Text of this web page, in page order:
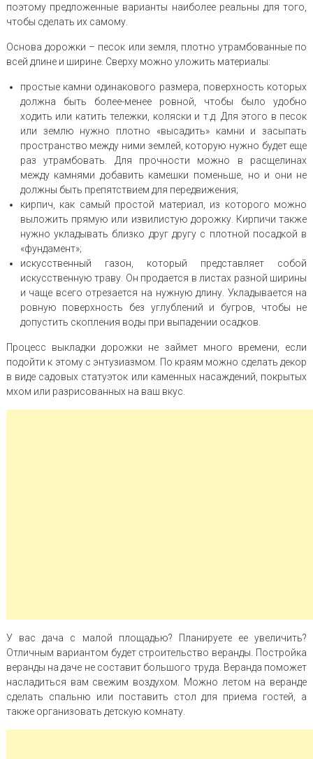
поэтому предложенные варианты наиболее реальны для того,
чтобы сделать их самому.
Основа дорожки – песок или земля, плотно утрамбованные по
всей длине и ширине. Сверху можно уложить материалы:
простые камни одинакового размера, поверхность которых
должна быть более-менее ровной, чтобы было удобно
ходить или катить тележки, коляски и т.д. Для этого в песок
или землю нужно плотно «высадить» камни и засыпать
пространство между ними землей, которую нужно будет еще
раз утрамбовать. Для прочности можно в расщелинах
между камнями добавить камешки поменьше, но и они не
должны быть препятствием для передвижения;
кирпич, как самый простой материал, из которого можно
выложить прямую или извилистую дорожку. Кирпичи также
нужно укладывать близко друг другу с плотной посадкой в
«фундамент»;
искусственный газон, который представляет собой
искусственную траву. Он продается в листах разной ширины
и чаще всего отрезается на нужную длину. Укладывается на
ровную поверхность без углублений и бугров, чтобы не
допустить скопления воды при выпадении осадков.
Процесс выкладки дорожки не займет много времени, если
подойти к этому с энтузиазмом. По краям можно сделать декор
в виде садовых статуэток или каменных насаждений, покрытых
мхом или разрисованных на ваш вкус.
У вас дача с малой площадью? Планируете ее увеличить?
Отличным вариантом будет строительство веранды. Постройка
веранды на даче не составит большого труда. Веранда поможет
насладиться вам свежим воздухом. Можно летом на веранде
сделать спальню или поставить стол для приема гостей, а
также организовать детскую комнату.